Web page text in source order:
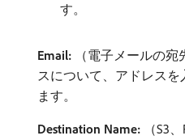
す。
Email: （電子メールの
スについて、アドレスを
ます。
Destination Name: （S3